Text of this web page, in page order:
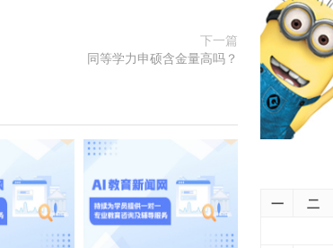
下一篇
同等学力申硕含金量高吗？
一 二